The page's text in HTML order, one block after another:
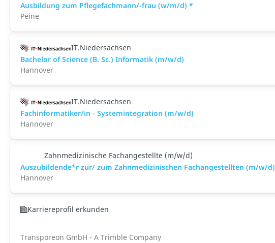
Ausbildung zum Pflegefachmann/-frau (w/m/d) *
Peine
IT.Niedersachsen
Bachelor of Science (B. Sc.) Informatik (m/w/d)
Hannover
IT.Niedersachsen
Fachinformatiker/in - Systemintegration (m/w/d)
Hannover
Zahnmedizinische Fachangestellte (m/w/d)
Auszubildende*r zur/ zum Zahnmedizinischen Fachangestellten (m/w/d)
Hannover
Karriereprofil erkunden
Transporeon GmbH - A Trimble Company